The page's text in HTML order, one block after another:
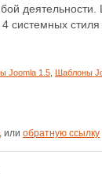
4 системных
Joomla 1.5 Шаблоны
, или обратную ссылку